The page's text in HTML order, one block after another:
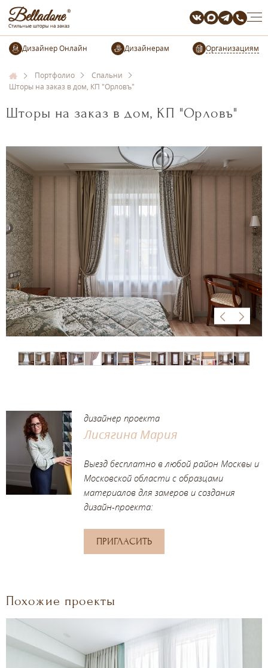
Организациям
Портфолио
Спальни
Шторы на заказ в дом, КП "Орловъ"
Шторы на заказ в дом, КП "Орловъ"
дизайнер проекта
Лисягина Мария
Выезд бесплатно в любой район Москвы и
Московской области с образцами
материалов для замеров и создания
дизайн-проекта:
ПРИГЛАСИТЬ
Похожие проекты